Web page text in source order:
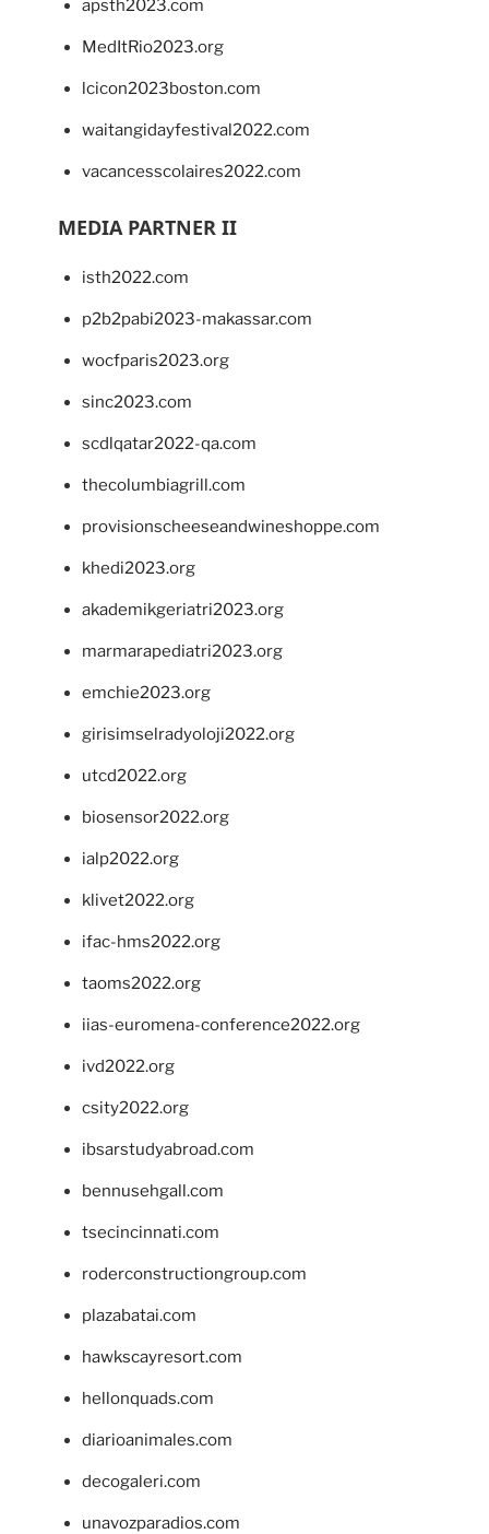
apsth2023.com
MedItRio2023.org
lcicon2023boston.com
waitangidayfestival2022.com
vacancesscolaires2022.com
MEDIA PARTNER II
isth2022.com
p2b2pabi2023-makassar.com
wocfparis2023.org
sinc2023.com
scdlqatar2022-qa.com
thecolumbiagrill.com
provisionscheeseandwineshoppe.com
khedi2023.org
akademikgeriatri2023.org
marmarapediatri2023.org
emchie2023.org
girisimselradyoloji2022.org
utcd2022.org
biosensor2022.org
ialp2022.org
klivet2022.org
ifac-hms2022.org
taoms2022.org
iias-euromena-conference2022.org
ivd2022.org
csity2022.org
ibsarstudyabroad.com
bennusehgall.com
tsecincinnati.com
roderconstructiongroup.com
plazabatai.com
hawkscayresort.com
hellonquads.com
diarioanimales.com
decogaleri.com
unavozparadios.com